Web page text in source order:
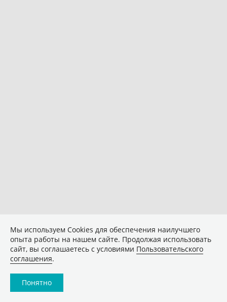
Мы используем Сookies для обеспечения наилучшего
опыта работы на нашем сайте. Продолжая использовать
сайт, вы соглашаетесь с условиями Пользовательского
соглашения.
Понятно